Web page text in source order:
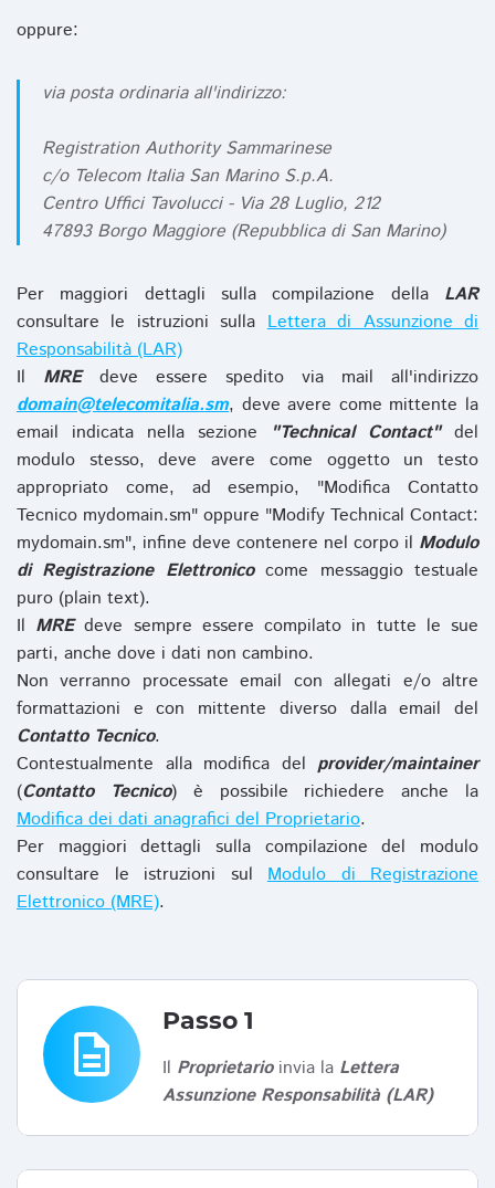
oppure:
via posta ordinaria all'indirizzo:
Registration Authority Sammarinese
c/o Telecom Italia San Marino S.p.A.
Centro Uffici Tavolucci - Via 28 Luglio, 212
47893 Borgo Maggiore (Repubblica di San Marino)
Per maggiori dettagli sulla compilazione della LAR
consultare le istruzioni sullaLettera di Assunzione di
Responsabilità (LAR)
Il MREdeve essere spedito via mail all'indirizzo
domain@telecomitalia.sm, deve avere come mittente la
email indicata nella sezione
"Technical Contact"del
modulo stesso, deve avere come oggetto un testo
appropriato come, ad esempio, "Modifica Contatto
Tecnico mydomain.sm" oppure "Modify Technical Contact:
mydomain.sm", infine deve contenere nel corpo il Modulo
di Registrazione Elettronicocome messaggio testuale
puro (plain text).
Il MREdeve sempre essere compilato in tutte le sue
parti, anche dove i dati non cambino.
Non verranno processate email con allegati e/o altre
formattazioni e con mittente diverso dalla email del
Contatto Tecnico.
Contestualmente alla modifica del provider/maintainer
(Contatto Tecnico) è possibile richiedere anche la
Modifica dei dati anagrafici del Proprietario.
Per maggiori dettagli sulla compilazione del modulo
consultare le istruzioni sul Modulo di Registrazione
Elettronico (MRE).
description
Passo 1
Il Proprietarioinvia la Lettera
Assunzione Responsabilità (LAR)